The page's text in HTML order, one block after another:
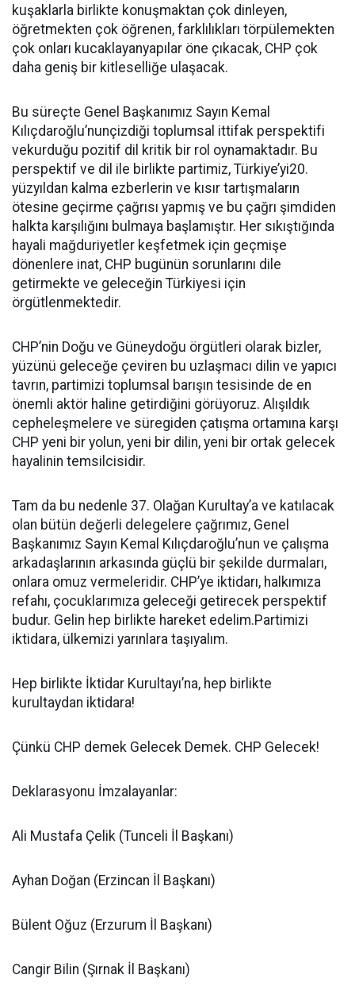
kuşaklarla birlikte konuşmaktan çok dinleyen,
öğretmekten çok öğrenen, farklılıkları törpülemekten
çok onları kucaklayanyapılar öne çıkacak, CHP çok
daha geniş bir kitleselliğe ulaşacak.
Bu süreçte Genel Başkanımız Sayın Kemal
Kılıçdaroğlu’nunçizdiği toplumsal ittifak perspektifi
vekurduğu pozitif dil kritik bir rol oynamaktadır. Bu
perspektif ve dil ile birlikte partimiz, Türkiye’yi20.
yüzyıldan kalma ezberlerin ve kısır tartışmaların
ötesine geçirme çağrısı yapmış ve bu çağrı şimdiden
halkta karşılığını bulmaya başlamıştır. Her sıkıştığında
hayali mağduriyetler keşfetmek için geçmişe
dönenlere inat, CHP bugünün sorunlarını dile
getirmekte ve geleceğin Türkiyesi için
örgütlenmektedir.
CHP’nin Doğu ve Güneydoğu örgütleri olarak bizler,
yüzünü geleceğe çeviren bu uzlaşmacı dilin ve yapıcı
tavrın, partimizi toplumsal barışın tesisinde de en
önemli aktör haline getirdiğini görüyoruz. Alışıldık
cepheleşmelere ve süregiden çatışma ortamına karşı
CHP yeni bir yolun, yeni bir dilin, yeni bir ortak gelecek
hayalinin temsilcisidir.
Tam da bu nedenle 37. Olağan Kurultay’a ve katılacak
olan bütün değerli delegelere çağrımız, Genel
Başkanımız Sayın Kemal Kılıçdaroğlu’nun ve çalışma
arkadaşlarının arkasında güçlü bir şekilde durmaları,
onlara omuz vermeleridir. CHP’ye iktidarı, halkımıza
refahı, çocuklarımıza geleceği getirecek perspektif
budur. Gelin hep birlikte hareket edelim.Partimizi
iktidara, ülkemizi yarınlara taşıyalım.
Hep birlikte İktidar Kurultayı’na, hep birlikte
kurultaydan iktidara!
Çünkü CHP demek Gelecek Demek. CHP Gelecek!
Deklarasyonu İmzalayanlar:
Ali Mustafa Çelik (Tunceli İl Başkanı)
Ayhan Doğan (Erzincan İl Başkanı)
Bülent Oğuz (Erzurum İl Başkanı)
Cangir Bilin (Şırnak İl Başkanı)